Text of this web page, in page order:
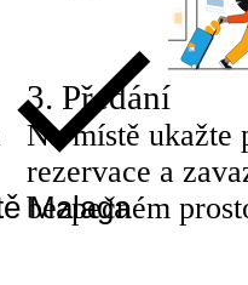
3. Předání
Na místě ukažte
rezervace a
bezpečném